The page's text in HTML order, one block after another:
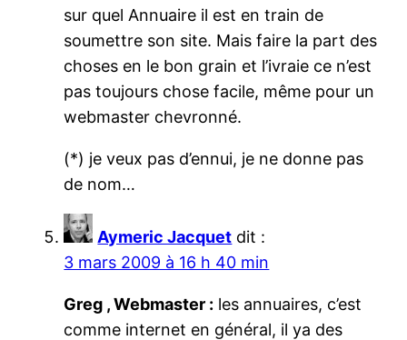
sur quel Annuaire il est en train de
soumettre son site. Mais faire la part des
choses en le bon grain et l’ivraie ce n’est
pas toujours chose facile, même pour un
webmaster chevronné.
(*) je veux pas d’ennui, je ne donne pas
de nom…
Aymeric Jacquet dit :
3 mars 2009 à 16 h 40 min
Greg , Webmaster : les annuaires, c’est
comme internet en général, il ya des